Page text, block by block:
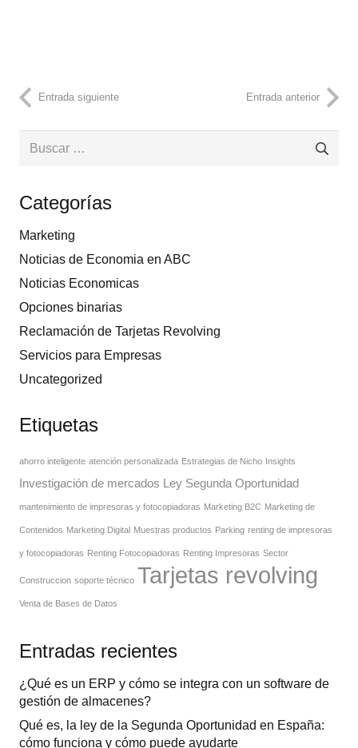
Entrada siguiente Entrada anterior
Buscar:
Categorías
Marketing
Noticias de Economia en ABC
Noticias Economicas
Opciones binarias
Reclamación de Tarjetas Revolving
Servicios para Empresas
Uncategorized
Etiquetas
ahorro inteligente atención personalizada Estrategias de Nicho Insights
Investigación de mercados Ley Segunda Oportunidad
mantenimiento de impresoras y fotocopiadoras Marketing B2C Marketing de
Contenidos Marketing Digital Muestras productos Parking renting de impresoras
y fotocopiadoras Renting Fotocopiadoras Renting Impresoras Sector
Construccion soporte técnico Tarjetas revolving
Venta de Bases de Datos
Entradas recientes
¿Qué es un ERP y cómo se integra con un software de
gestión de almacenes?
Qué es, la ley de la Segunda Oportunidad en España:
cómo funciona y cómo puede ayudarte